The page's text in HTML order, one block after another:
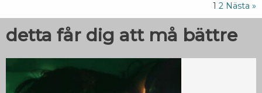
1 2 Nästa »
detta får dig att må bättre